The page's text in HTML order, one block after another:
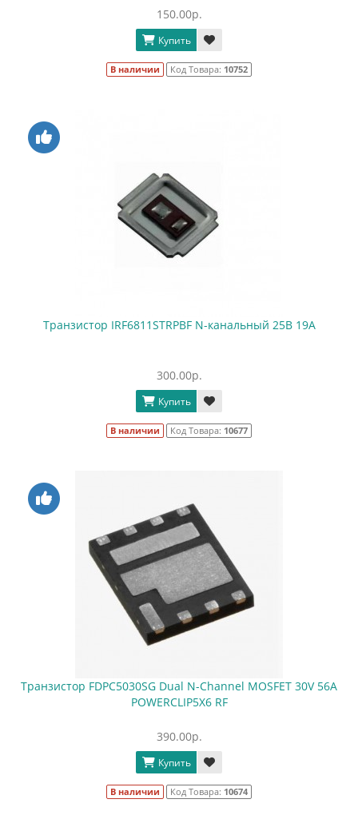
150.00р.
Купить
В наличии Код Товара: 10752
Транзистор IRF6811STRPBF N-канальный 25В 19A
300.00р.
Купить
В наличии Код Товара: 10677
Транзистор FDPC5030SG Dual N-Channel MOSFET 30V 56A
POWERCLIP5X6 RF
390.00р.
Купить
В наличии Код Товара: 10674